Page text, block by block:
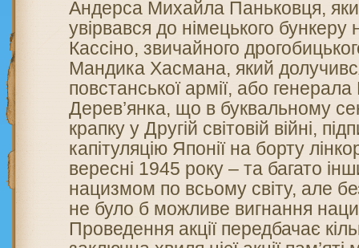
Андерса Михайла Паньковця,
увірвався до німецького бункеру
Кассіно, звичайного
Мандика Хасмана, який
повстанської армії, або
Дерев’янка, що в буквальному
крапку у Другій світовій війні,
капітуляцію Японії на борту
вересні 1945 року – та багато
нацизмом по всьому світу, але
не було б можливе вигнання
Проведення акції передбачає